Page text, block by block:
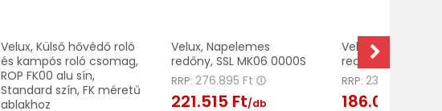
Velux, Külső hővédő roló
és kampós roló csomag,
ROP FK00 alu sín,
Standard szín, FK méretű
ablakhoz
Velux, Napelemes
redőny, SSL MK06 0000S
RRP: 276.895 Ft
221.515 Ft/db
Velux, Napelemes
redőny, SSL CK02
RRP: 232.590 Ft
186.075 Ft